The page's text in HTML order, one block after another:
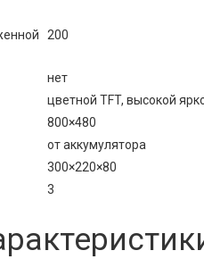
200
нет
цветной TFT, высокой
800×480
от аккумулятора
300×220×80
3